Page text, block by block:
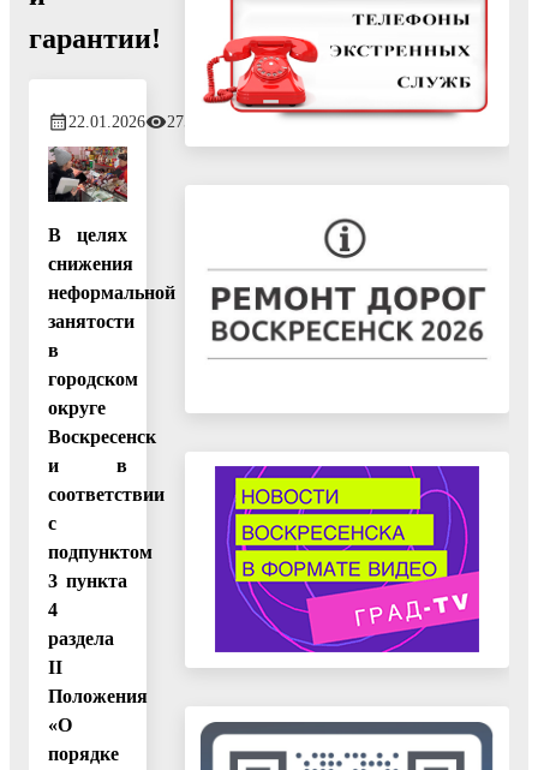
гарантии!
22.01.2026 275
В целях
снижения
неформальной
занятости
в
городском
округе
Воскресенск
и в
соответствии
с
подпунктом
3 пункта
4
раздела
II
Положения
«О
порядке